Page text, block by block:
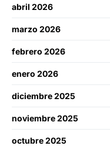
abril 2026
marzo 2026
febrero 2026
enero 2026
diciembre 2025
noviembre 2025
octubre 2025